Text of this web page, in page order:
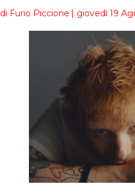
di Furio Piccione | giovedì 19